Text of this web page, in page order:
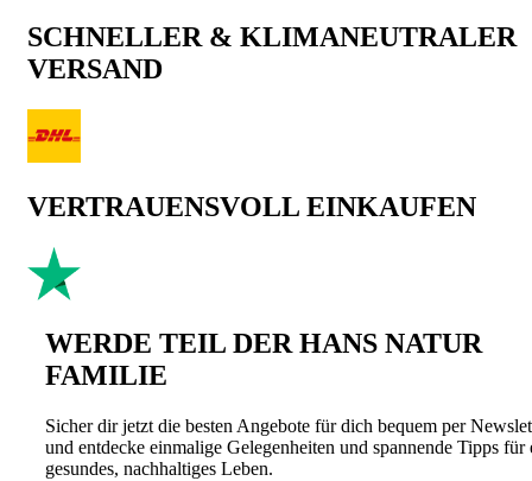
SCHNELLER & KLIMANEUTRALER
VERSAND
VERTRAUENSVOLL EINKAUFEN
WERDE TEIL DER HANS NATUR
FAMILIE
Sicher dir jetzt die besten Angebote für dich bequem per
und entdecke einmalige Gelegenheiten und spannende Tipps für
gesundes, nachhaltiges Leben.